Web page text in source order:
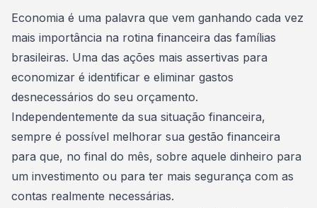
Economia é uma palavra que vem ganhando cada vez
mais importância na rotina financeira das famílias
brasileiras. Uma das ações mais assertivas para
economizar é identificar e eliminar gastos
desnecessários do seu orçamento.
Independentemente da sua situação financeira,
sempre é possível melhorar sua gestão financeira
para que, no final do mês, sobre aquele dinheiro para
um investimento ou para ter mais segurança com as
contas realmente necessárias.